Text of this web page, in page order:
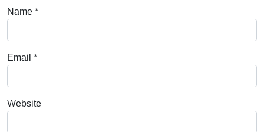
Name *
Email *
Website